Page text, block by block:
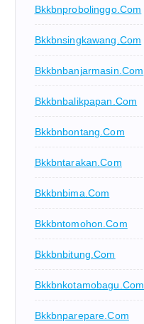
Bkkbnprobolinggo.com
Bkkbnsingkawang.com
Bkkbnbanjarmasin.com
Bkkbnbalikpapan.com
Bkkbnbontang.com
Bkkbntarakan.com
Bkkbnbima.com
Bkkbntomohon.com
Bkkbnbitung.com
Bkkbnkotamobagu.com
Bkkbnparepare.com